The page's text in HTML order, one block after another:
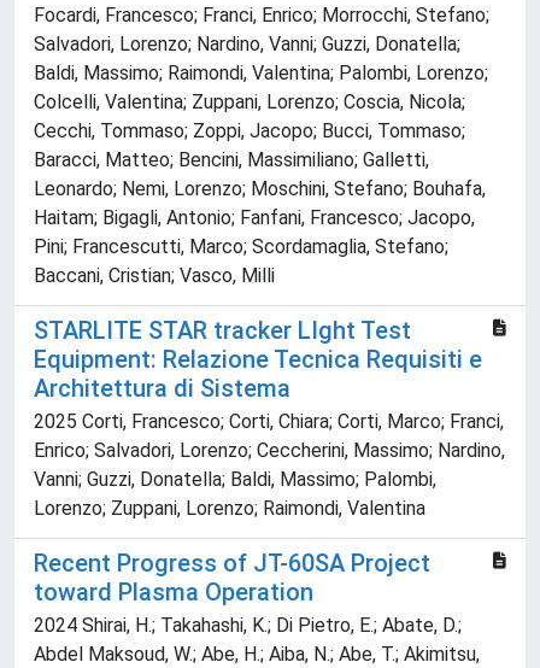
Focardi, Francesco; Franci, Enrico; Morrocchi, Stefano;
Salvadori, Lorenzo; Nardino, Vanni; Guzzi, Donatella;
Baldi, Massimo; Raimondi, Valentina; Palombi, Lorenzo;
Colcelli, Valentina; Zuppani, Lorenzo; Coscia, Nicola;
Cecchi, Tommaso; Zoppi, Jacopo; Bucci, Tommaso;
Baracci, Matteo; Bencini, Massimiliano; Galletti,
Leonardo; Nemi, Lorenzo; Moschini, Stefano; Bouhafa,
Haitam; Bigagli, Antonio; Fanfani, Francesco; Jacopo,
Pini; Francescutti, Marco; Scordamaglia, Stefano;
Baccani, Cristian; Vasco, Milli
STARLITE STAR tracker LIght Test
Equipment: Relazione Tecnica Requisiti e
Architettura di Sistema
2025 Corti, Francesco; Corti, Chiara; Corti, Marco; Franci,
Enrico; Salvadori, Lorenzo; Ceccherini, Massimo; Nardino,
Vanni; Guzzi, Donatella; Baldi, Massimo; Palombi,
Lorenzo; Zuppani, Lorenzo; Raimondi, Valentina
Recent Progress of JT-60SA Project
toward Plasma Operation
2024 Shirai, H.; Takahashi, K.; Di Pietro, E.; Abate, D.;
Abdel Maksoud, W.; Abe, H.; Aiba, N.; Abe, T.; Akimitsu,